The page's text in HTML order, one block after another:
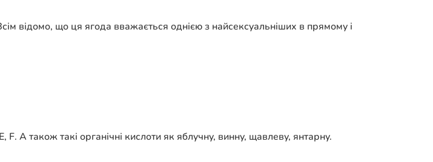
відомо, що ця ягода вважається однією з найсексуальніших в прямому і
F. А також такі органічні кислоти як яблучну, винну, щавлеву, янтарну.